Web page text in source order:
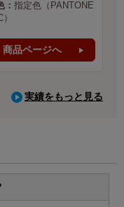
： 指定色（PANTONE
商品ページへ
実績をもっと見る